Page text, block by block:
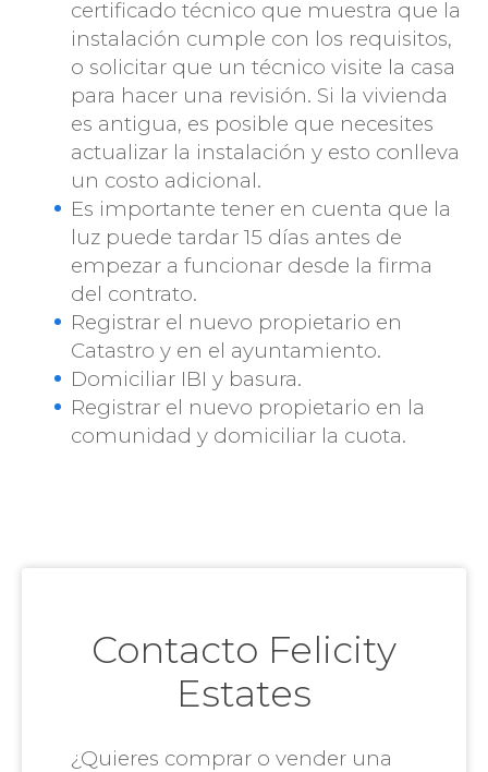
certificado técnico que muestra que la
instalación cumple con los requisitos,
o solicitar que un técnico visite la casa
para hacer una revisión. Si la vivienda
es antigua, es posible que necesites
actualizar la instalación y esto conlleva
un costo adicional.
Es importante tener en cuenta que la
luz puede tardar 15 días antes de
empezar a funcionar desde la firma
del contrato.
Registrar el nuevo propietario en
Catastro y en el ayuntamiento.
Domiciliar IBI y basura.
Registrar el nuevo propietario en la
comunidad y domiciliar la cuota.
Contacto Felicity
Estates
¿Quieres comprar o vender una